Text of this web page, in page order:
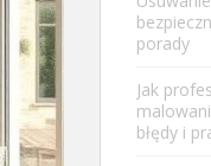
porady
Jak
błędy i